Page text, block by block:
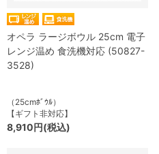
オペラ ラージボウル 25cm 電子
レンジ温め 食洗機対応 (50827-
3528)
（25cmﾎﾞｳﾙ）
【ギフト非対応】
8,910円(税込)